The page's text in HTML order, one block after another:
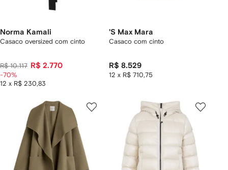
Norma Kamali
Casaco oversized com cinto
R$ 10.117 R$ 2.770
12 x R$ 230,83
-70%
'S Max Mara
Casaco com cinto
R$ 8.529
12 x R$ 710,75